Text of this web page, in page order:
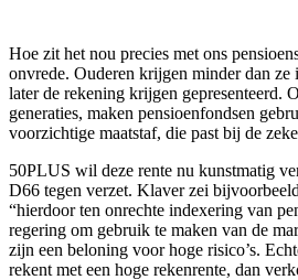
Hoe zit het nou precies met ons
onvrede. Ouderen krijgen minder dan
later de rekening krijgen gepresenteerd.
generaties, maken pensioenfondsen
voorzichtige maatstaf, die past bij de
50PLUS wil deze rente nu kunstmatig
D66 tegen verzet. Klaver zei
“hierdoor ten onrechte indexering van
regering om gebruik te maken van de
zijn een beloning voor hoge risico’s.
rekent met een hoge rekenrente, dan